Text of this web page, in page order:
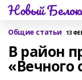
Новый
Общие статьи 13
В район
«Вечного